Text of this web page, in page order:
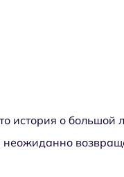
история о большой
неожиданно